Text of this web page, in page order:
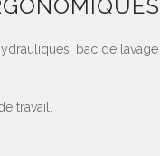
bac de
travail.